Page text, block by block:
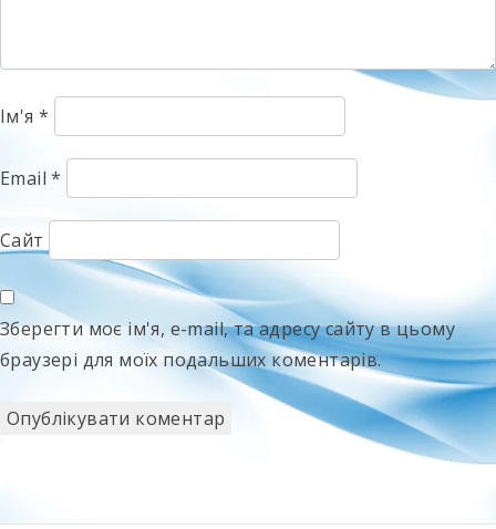
Ім'я *
Email*
Сайт
Зберегти моє ім'я, e-mail, та адресу сайту в цьому
браузері для моїх подальших коментарів.